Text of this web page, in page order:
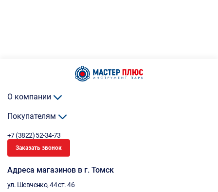
О компании
Покупателям
+7 (3822) 52-34-73
Заказать звонок
Адреса магазинов в г. Томск
ул. Шевченко, 44 ст. 46